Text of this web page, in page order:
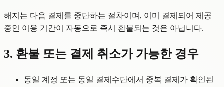
해지는 다음 결제를 중단하는 절차이며, 이미 결제되어 제공
중인 이용 기간이 자동으로 즉시 환불되는 것은 아닙니다.
3. 환불 또는 결제 취소가 가능한 경우
동일 계정 또는 동일 결제수단에서 중복 결제가 확인된